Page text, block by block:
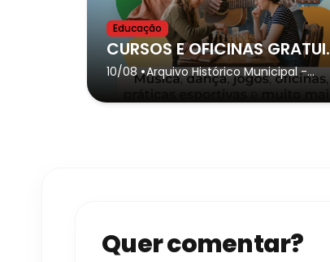
Educação
10/08 •Arquivo Histórico Municipal-
Guarulhos
Quer comentar?